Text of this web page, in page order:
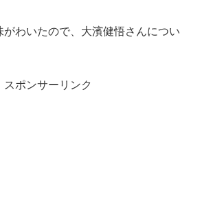
がわいたので、大濱健悟さんについ
スポンサーリンク